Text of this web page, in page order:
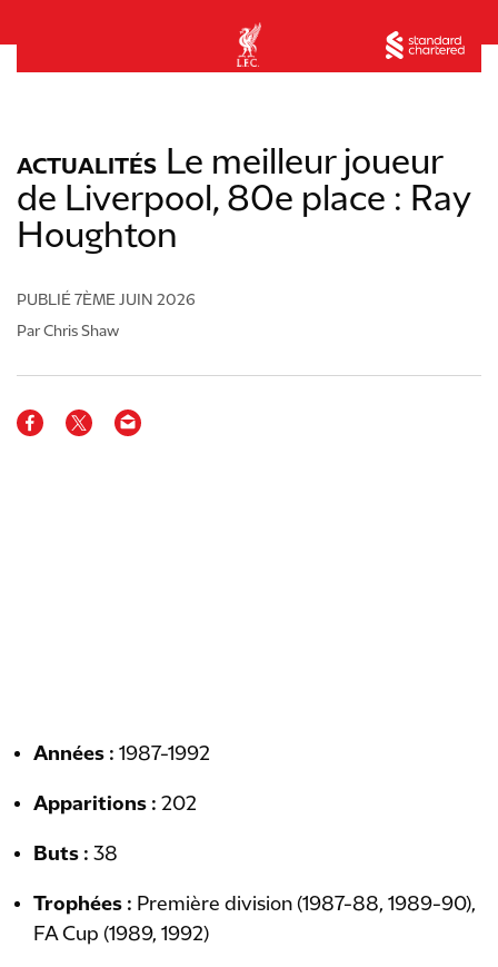
ACTUALITÉS Le meilleur joueur
de Liverpool, 80e place : Ray
Houghton
PUBLIÉ 7ÈME JUIN 2026
Par Chris Shaw
Années : 1987-1992
Apparitions : 202
Buts : 38
Trophées : Première division (1987-88, 1989-90),
FA Cup (1989, 1992)